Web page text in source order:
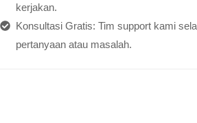
kerjakan.
Konsultasi Gratis: Tim support kami
pertanyaan atau masalah.